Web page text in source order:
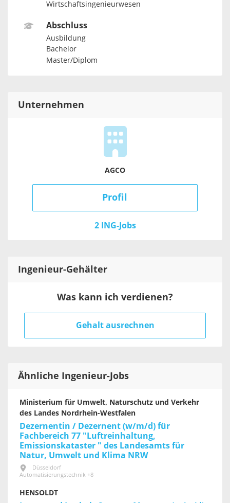
Wirtschaftsingenieurwesen
Abschluss
Ausbildung
Bachelor
Master/Diplom
Unternehmen
AGCO
Profil
2 ING-Jobs
Ingenieur-Gehälter
Was kann ich verdienen?
Gehalt ausrechnen
Ähnliche Ingenieur-Jobs
Ministerium für Umwelt, Naturschutz und Verkehr
des Landes Nordrhein-Westfalen
Dezernentin / Dezernent (w/m/d) für
Fachbereich 77 "Luftreinhaltung,
Emissionskataster " des Landesamts für
Natur, Umwelt und Klima NRW
Düsseldorf
Automatisierungstechnik +8
HENSOLDT